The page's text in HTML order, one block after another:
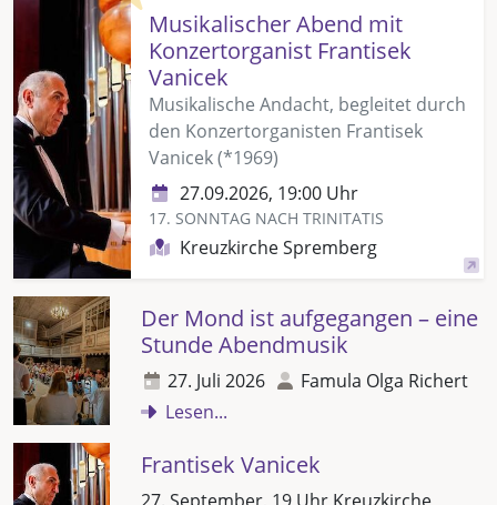
Musikalischer Abend mit
Konzertorganist Frantisek
Vanicek
Musikalische Andacht, begleitet durch
den Konzertorganisten Frantisek
Vanicek (*1969)
27.09.2026, 19:00 Uhr
17. SONNTAG NACH TRINITATIS
Kreuzkirche Spremberg
Der Mond ist aufgegangen – eine
Stunde Abendmusik
27. Juli 2026
Famula Olga Richert
Lesen...
Frantisek Vanicek